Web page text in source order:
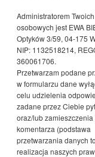
Administratorem
osobowych jest EWA
Optyków 3/59, 04-175
NIP: 1132518214,
360061706.
Przetwarzam podane
w formularzu dane
celu udzielenia
zadane przez Ciebie
oraz/lub zamieszczenia
komentarza (podstawa
przetwarzania danych to
realizacja naszych